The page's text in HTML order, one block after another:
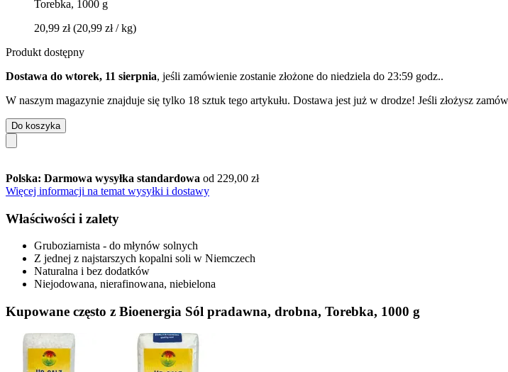
Torebka, 1000 g
20,99 zł(20,99 zł / kg)
Produkt dostępny
Dostawa do wtorek, 11 sierpnia, jeśli zamówienie zostanie złożone do niedziela do 23:59 godz..
W naszym magazynie znajduje się tylko 18 sztuk tego artykułu. Dostawa jest już w drodze! Jeśli złożysz
Do koszyka
Polska: Darmowa wysyłka standardowa od 229,00 zł
Więcej informacji na temat wysyłki i dostawy
Właściwości i zalety
Gruboziarnista - do młynów solnych
Z jednej z najstarszych kopalni soli w Niemczech
Naturalna i bez dodatków
Niejodowana, nierafinowana, niebielona
Kupowane często z Bioenergia Sól pradawna, drobna, Torebka, 1000 g